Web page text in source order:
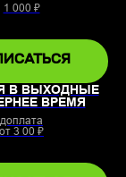
1 000 ₽
В ВЫХОДНЫЕ
ВРЕМЯ
доплата
от 3 00 ₽